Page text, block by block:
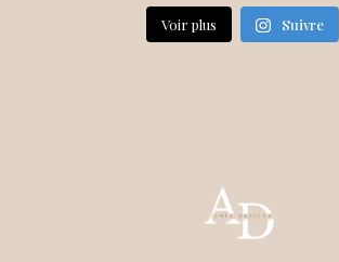
Voir plus Suivre